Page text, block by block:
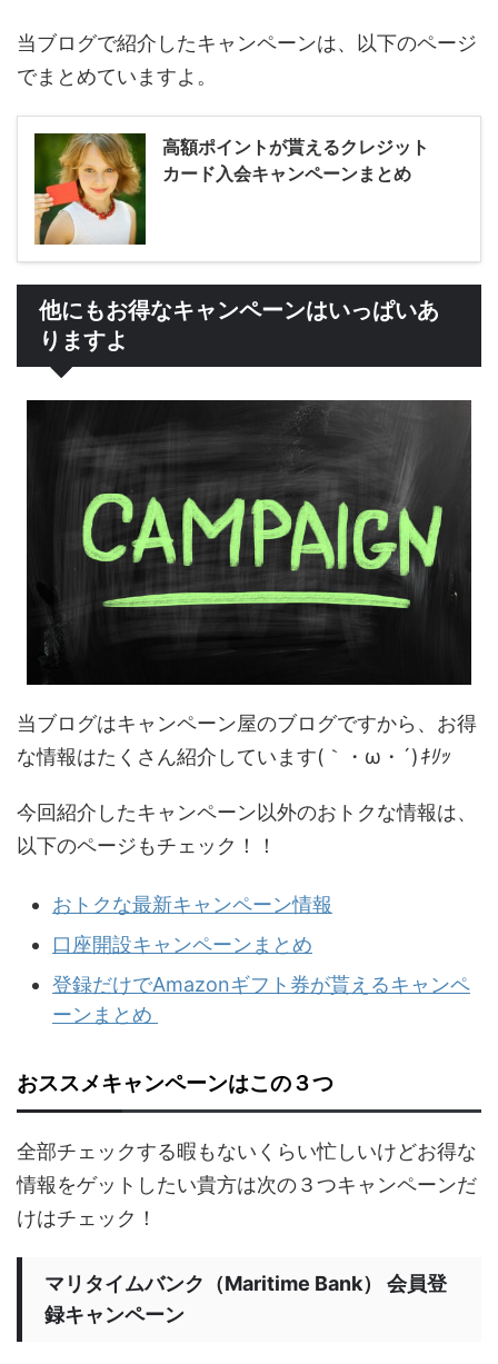
当ブログで紹介したキャンペーンは、以下のページ
でまとめていますよ。
高額ポイントが貰えるクレジット
カード入会キャンペーンまとめ
他にもお得なキャンペーンはいっぱいあ
りますよ
当ブログはキャンペーン屋のブログですから、お得
な情報はたくさん紹介しています(｀・ω・´)ｷﾘｯ
今回紹介したキャンペーン以外のおトクな情報は、
以下のページもチェック！！
おトクな最新キャンペーン情報
口座開設キャンペーンまとめ
登録だけでAmazonギフト券が貰えるキャンペ
ーンまとめ
おススメキャンペーンはこの３つ
全部チェックする暇もないくらい忙しいけどお得な
情報をゲットしたい貴方は次の３つキャンペーンだ
けはチェック！
マリタイムバンク（Maritime Bank） 会員登
録キャンペーン